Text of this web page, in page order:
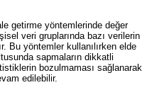
getirme yöntemlerinde değer
veri gruplarında bazı verilerin
Bu yöntemler kullanılırken elde
sapmaların dikkatli
bozulmaması sağlanarak
edilebilir.